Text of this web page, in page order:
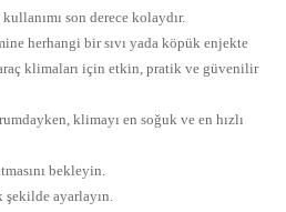
son derece kolaydır.
herhangi bir sıvı yada köpük enjekte
klimaları için etkin, pratik ve güvenilir
klimayı en soğuk ve en hızlı
bekleyin.
şekilde ayarlayın.